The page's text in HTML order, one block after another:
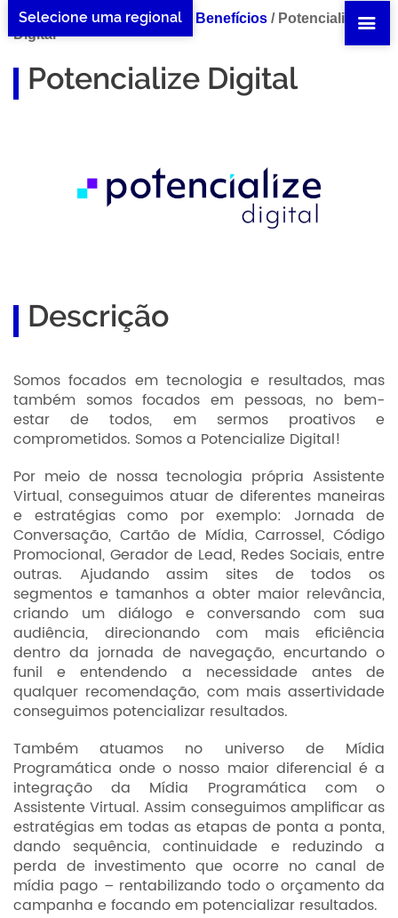
Selecione uma regional
Home Potencialize Digital Benefícios / Potencialize
Digital
Potencialize Digital
Descrição
Somos focados em tecnologia e resultados, mas
também somos focados em pessoas, no bem-
estar de todos, em sermos proativos e
comprometidos. Somos a Potencialize Digital!
Por meio de nossa tecnologia própria Assistente
Virtual, conseguimos atuar de diferentes maneiras
e estratégias como por exemplo: Jornada de
Conversação, Cartão de Mídia, Carrossel, Código
Promocional, Gerador de Lead, Redes Sociais, entre
outras. Ajudando assim sites de todos os
segmentos e tamanhos a obter maior relevância,
criando um diálogo e conversando com sua
audiência, direcionando com mais eficiência
dentro da jornada de navegação, encurtando o
funil e entendendo a necessidade antes de
qualquer recomendação, com mais assertividade
conseguimos potencializar resultados.
Também atuamos no universo de Mídia
Programática onde o nosso maior diferencial é a
integração da Mídia Programática com o
Assistente Virtual. Assim conseguimos amplificar as
estratégias em todas as etapas de ponta a ponta,
dando sequência, continuidade e reduzindo a
perda de investimento que ocorre no canal de
mídia pago – rentabilizando todo o orçamento da
campanha e focando em potencializar resultados.